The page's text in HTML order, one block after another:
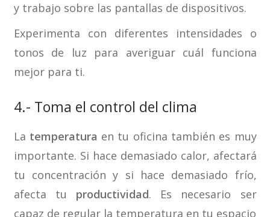
y trabajo sobre las pantallas de dispositivos.
Experimenta con diferentes intensidades o
tonos de luz para averiguar cuál funciona
mejor para ti.
4.- Toma el control del clima
La temperatura en tu oficina también es muy
importante. Si hace demasiado calor, afectará
tu concentración y si hace demasiado frío,
afecta tu productividad. Es necesario ser
capaz de regular la temperatura en tu espacio